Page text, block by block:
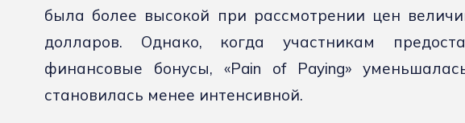
была более высокой при рассмотрении цен
долларов. Однако, когда участникам
финансовые бонусы, «Pain of Paying»
становилась менее интенсивной.